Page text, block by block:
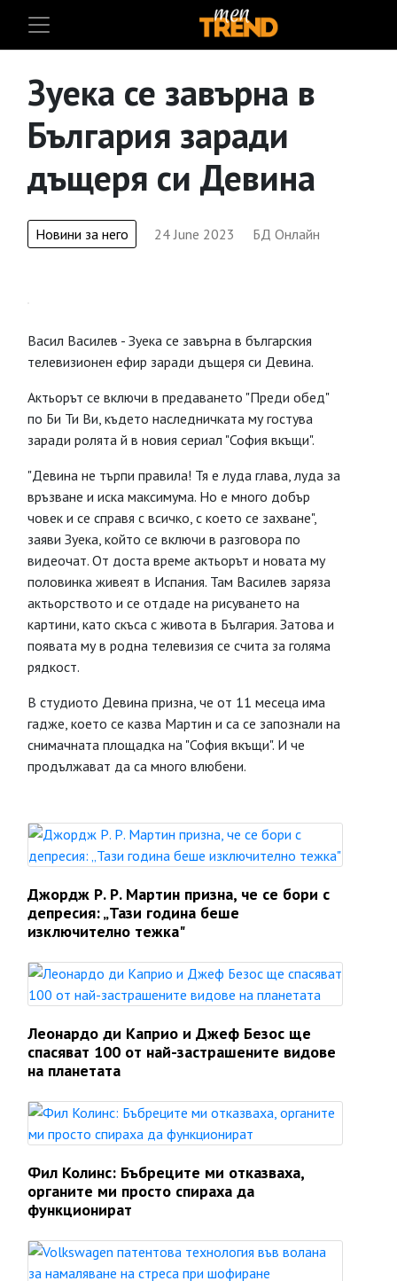
Зуека се завърна в
България заради
дъщеря си Девина
Новини за него 24 June 2023 БД Онлайн
Васил Василев - Зуека се завърна в българския
телевизионен ефир заради дъщеря си Девина.
Актьорът се включи в предаването "Преди обед"
по Би Ти Ви, където наследничката му гостува
заради ролята й в новия сериал "София вкъщи".
"Девина не търпи правила! Тя е луда глава, луда за
връзване и иска максимума. Но е много добър
човек и се справя с всичко, с което се захване",
заяви Зуека, който се включи в разговора по
видеочат. От доста време актьорът и новата му
половинка живеят в Испания. Там Василев заряза
актьорството и се отдаде на рисуването на
картини, като скъса с живота в България. Затова и
появата му в родна телевизия се счита за голяма
рядкост.
В студиото Девина призна, че от 11 месеца има
гадже, което се казва Мартин и са се запознали на
снимачната площадка на "София вкъщи". И че
продължават да са много влюбени.
Джордж Р. Р. Мартин призна, че се бори с
депресия: „Тази година беше
изключително тежка"
Леонардо ди Каприо и Джеф Безос ще
спасяват 100 от най-застрашените видове
на планетата
Фил Колинс: Бъбреците ми отказваха,
органите ми просто спираха да
функционират